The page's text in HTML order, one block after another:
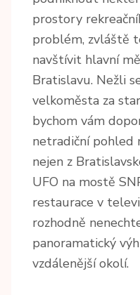
prostory
problém, zvláště
navštívit hlavní
Bratislavu. Nežli
velkoměsta za
bychom vám
netradiční pohled
nejen z
UFO na mostě
restaurace v
rozhodně
panoramatický
vzdálenější okolí.